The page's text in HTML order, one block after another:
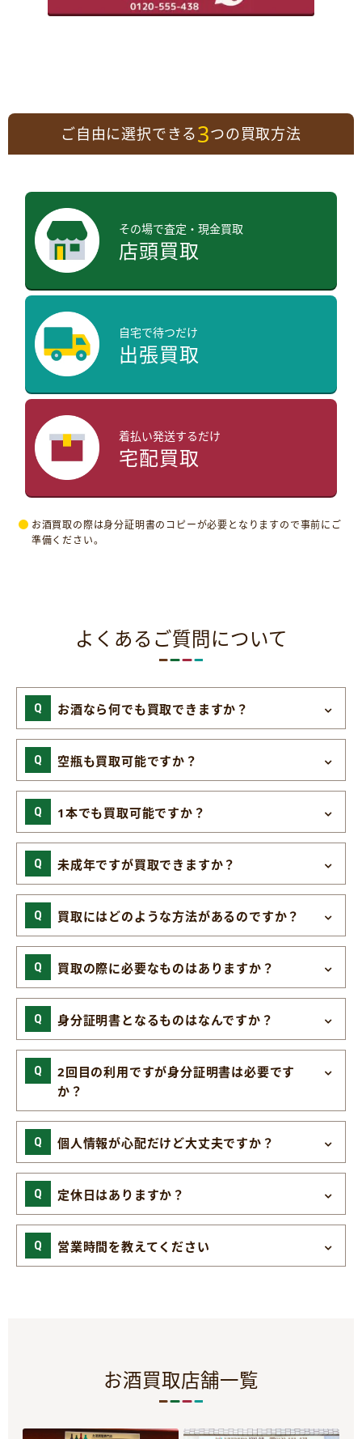
ご自由に選択できる3つの買取方法
その場で査定・現金買取
店頭買取
自宅で待つだけ
出張買取
着払い発送するだけ
宅配買取
お酒買取の際は身分証明書のコピーが必要となりますので事前にご
準備ください。
よくあるご質問について
お酒なら何でも買取できますか？
空瓶も買取可能ですか？
1本でも買取可能ですか？
未成年ですが買取できますか？
買取にはどのような方法があるのですか？
買取の際に必要なものはありますか？
身分証明書となるものはなんですか？
2回目の利用ですが身分証明書は必要です
か？
個人情報が心配だけど大丈夫ですか？
定休日はありますか？
営業時間を教えてください
お酒買取店舗一覧